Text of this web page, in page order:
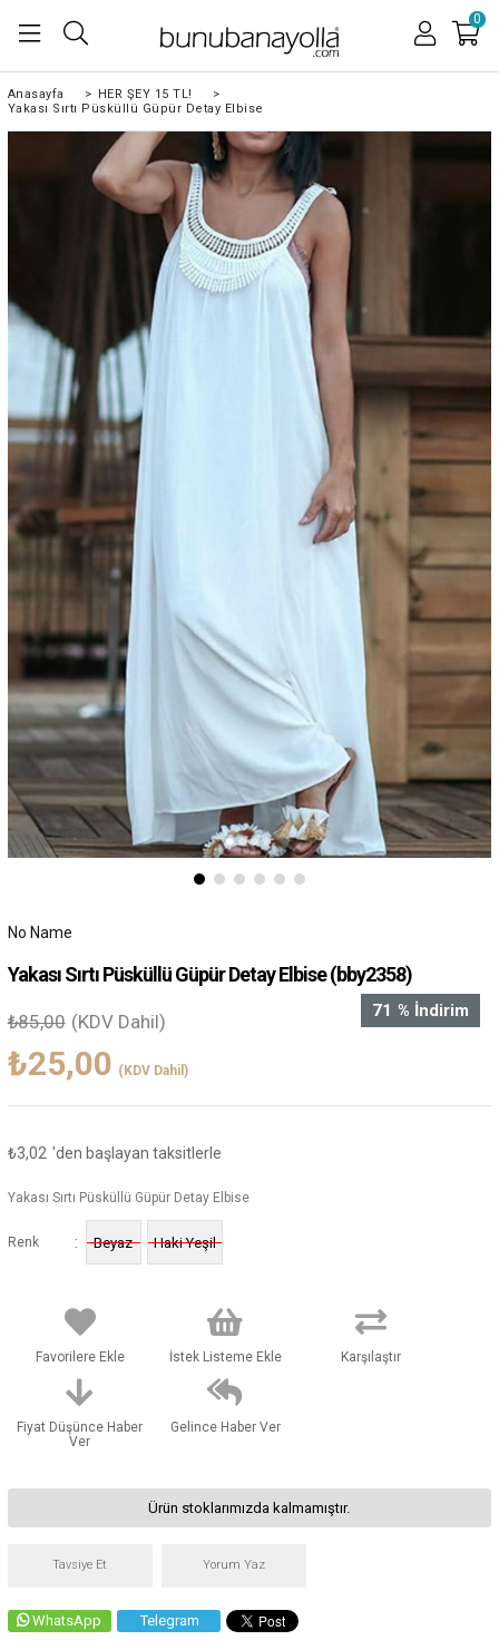
0
Anasayfa > HER ŞEY 15 TL!
>
Yakası Sırtı Püsküllü Güpür Detay Elbise
No Name
Yakası Sırtı Püsküllü Güpür Detay Elbise(bby2358)
%
71 İndirim
₺85,00 (KDV Dahil)
₺25,00 (KDV Dahil)
₺3,02 'den başlayan taksitlerle
Yakası Sırtı Püsküllü Güpür Detay Elbise
Renk : Beyaz Haki Yeşil
Favorilere Ekle İstek Listeme Ekle Karşılaştır
Fiyat Düşünce Haber
Ver
Gelince Haber Ver
Ürün stoklarımızda kalmamıştır.
Tavsiye Et Yorum Yaz
WhatsApp Telegram